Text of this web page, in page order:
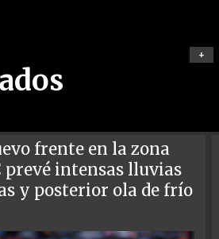
+
frente en la zona
prevé intensas lluvias
y posterior ola de frío